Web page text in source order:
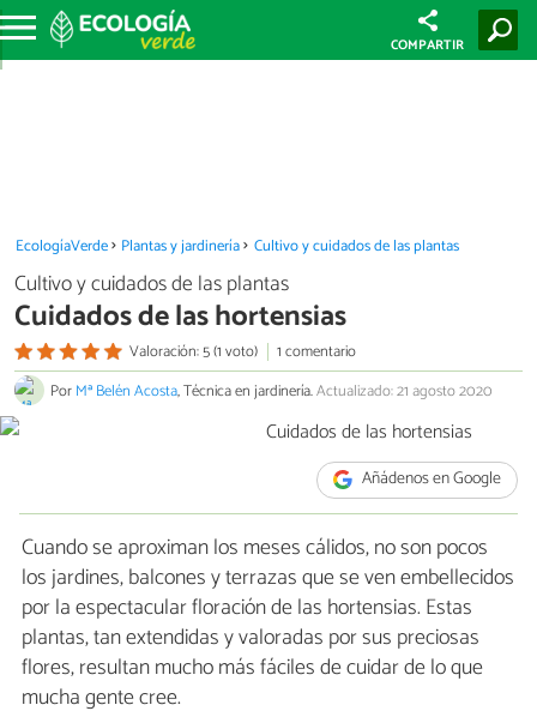
COMPARTIR
EcologíaVerde Plantas y jardinería Cultivo y cuidados de las plantas
Cultivo y cuidados de las plantas
Cuidados de las hortensias
Valoración: 5 (1 voto)
1 comentario
PorMª Belén Acosta, Técnica en jardinería.Actualizado: 21 agosto 2020
Añádenos en Google
Cuando se aproximan los meses cálidos, no son pocos
los jardines, balcones y terrazas que se ven embellecidos
por la espectacular floración de las hortensias. Estas
plantas, tan extendidas y valoradas por sus preciosas
flores, resultan mucho más fáciles de cuidar de lo que
mucha gente cree.